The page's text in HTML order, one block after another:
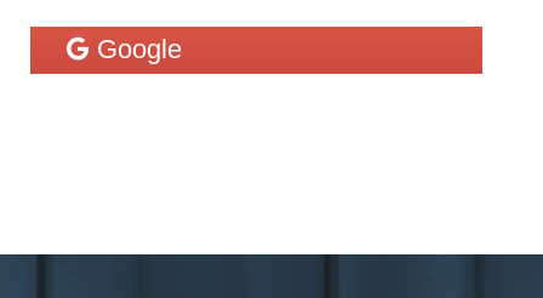
Ver mais
Google